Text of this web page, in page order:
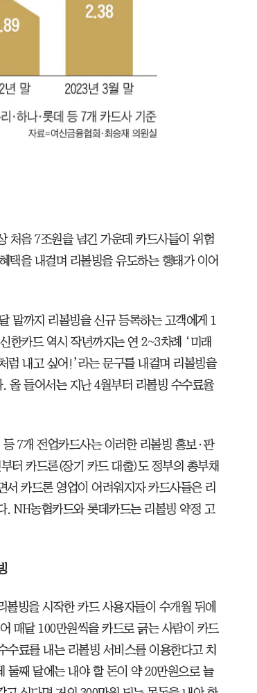
처음 7조원을 넘긴 가운데 카드사들이 위험
택을 내걸며 리볼빙을 유도하는 행태가 이어
말까지 리볼빙을 신규 등록하는 고객에게 1
한카드 역시 작년까지는 연 2~3차례 ‘미래
럼 내고 싶어!’라는 문구를 내걸며 리볼빙을
올 들어서는 지난 4월부터 리볼빙 수수료율
7개 전업카드사는 이러한 리볼빙 홍보·판
터 카드론(장기 카드 대출)도 정부의 총부채
카드론 영업이 어려워지자 카드사들은 리
. NH농협카드와 롯데카드는 리볼빙 약정 고
빙을 시작한 카드 사용자들이 수개월 뒤에
매달 100만원씩을 카드로 긁는 사람이 카드
료를 내는 리볼빙 서비스를 이용한다고 치
둘째 달에는 내야 할 돈이 약 20만원으로 늘